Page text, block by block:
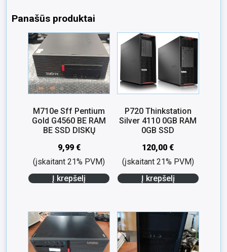
Panašūs produktai
M710e Sff Pentium
Gold G4560 BE RAM
BE SSD DISKŲ
9,99 €
(įskaitant 21% PVM)
Į krepšelį
P720 Thinkstation
Silver 4110 0GB RAM
0GB SSD
120,00€
(įskaitant 21% PVM)
Į krepšelį